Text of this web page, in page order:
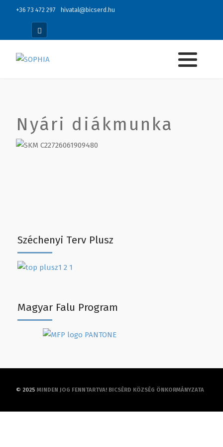
+36 73 472 297 hivatal@bicserd.hu
Széchenyi Terv Plusz
Magyar Falu Program
Nyári diákmunka
© 2025 MINDEN JOG FENNTARTVA! BICSÉRD KÖZSÉG ÖNKORMÁNYZATA